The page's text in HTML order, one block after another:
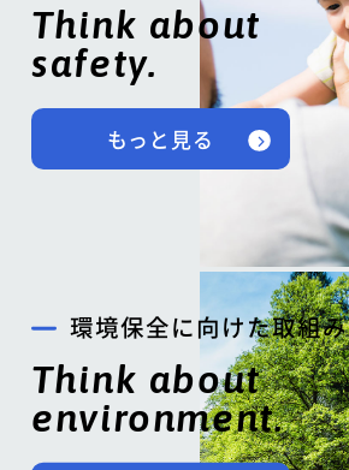
Think about
safety.
もっと見る
環境保全に向けた取組み
Think about
environment.